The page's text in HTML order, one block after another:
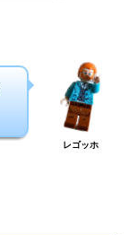
レゴッホ